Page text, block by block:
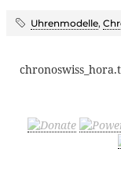
Uhrenmodelle,